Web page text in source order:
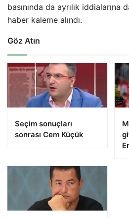
basınında da ayrılık
haber kaleme alındı.
Göz Atın
Seçim sonuçları
sonrası Cem Küçük